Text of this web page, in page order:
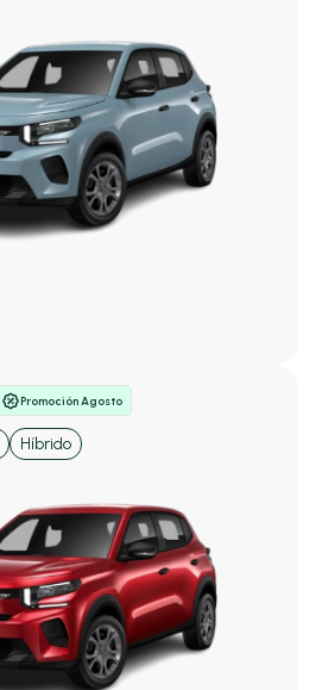
Promoción Agosto
Híbrido